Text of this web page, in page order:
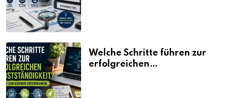
Welche Schritte führen zur
erfolgreichen